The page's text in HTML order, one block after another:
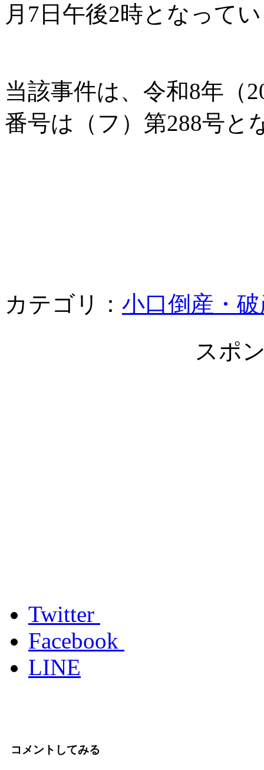
月7日午後2時となって
当該事件は、令和8年（
番号は（フ）第288号と
カテゴリ： 小口倒産・
スポ
Twitter
Facebook
LINE
コメントしてみる